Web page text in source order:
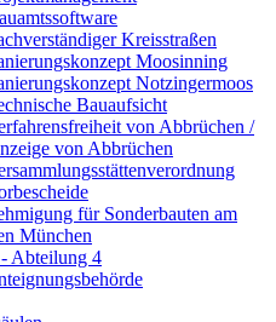
Kreisstraßen
Moosinning
Notzingermoos
Bauaufsicht
von Abbrüchen /
von Abbrüchen
für Sonderbauten am
München
Abteilung 4